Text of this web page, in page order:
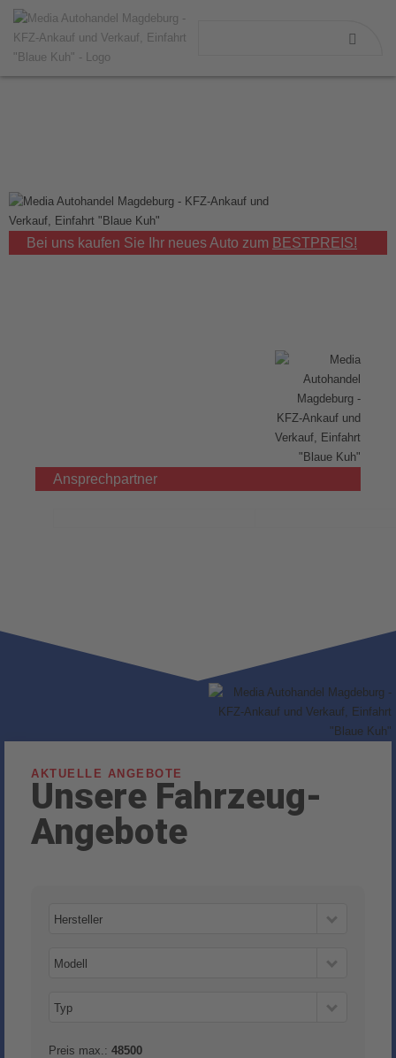
Bei uns kaufen Sie Ihr neues Auto zum BESTPREIS!
Ansprechpartner
AKTUELLE ANGEBOTE
Unsere Fahrzeug-
Angebote
Hersteller
Modell
Typ
Preis max.: 48500